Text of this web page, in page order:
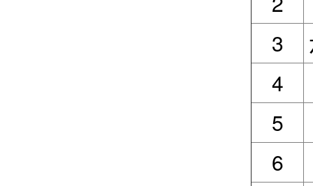
3
4
5
6